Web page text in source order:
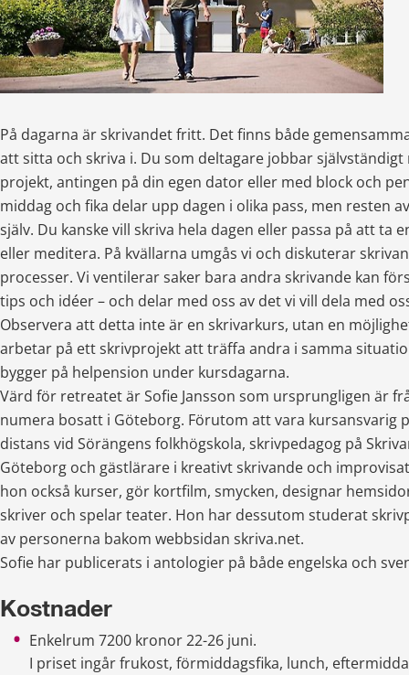
På dagarna är skrivandet fritt. Det finns både
att sitta och skriva i. Du som deltagare jobbar
projekt, antingen på din egen dator eller med block och
middag och fika delar upp dagen i olika pass, men resten
själv. Du kanske vill skriva hela dagen eller passa på att ta
eller meditera. På kvällarna umgås vi och diskuterar
processer. Vi ventilerar saker bara andra skrivande kan
tips och idéer – och delar med oss av det vi vill dela med
Observera att detta inte är en skrivarkurs, utan en
arbetar på ett skrivprojekt att träffa andra i samma
bygger på helpension under kursdagarna.
Värd för retreatet är Sofie Jansson som ursprungligen är
numera bosatt i Göteborg. Förutom att vara kursansvarig
distans vid Sörängens folkhögskola, skrivpedagog på
Göteborg och gästlärare i kreativt skrivande och
hon också kurser, gör kortfilm, smycken, designar
skriver och spelar teater. Hon har dessutom studerat
av personerna bakom webbsidan skriva.net.
Sofie har publicerats i antologier på både engelska och
Kostnader
Enkelrum 7200 kronor 22-26 juni.
I priset ingår frukost, förmiddagsfika, lunch,